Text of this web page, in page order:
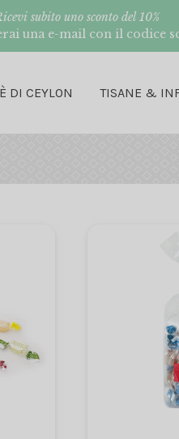
subito uno sconto del 10%
una e-mail con il codice
DI CEYLON TISANE &